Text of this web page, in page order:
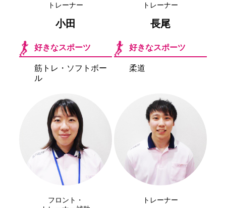
トレーナー
小田
好きなスポーツ
筋トレ・ソフトボー
ル
トレーナー
長尾
好きなスポーツ
柔道
フロント・
トレーナー